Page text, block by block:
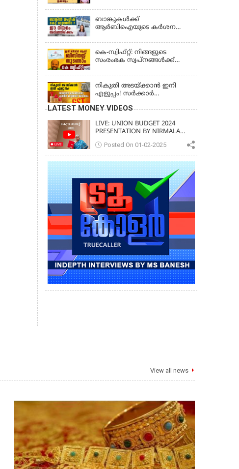
ഇക്കാര്യം
ബാങ്കുകൾക്ക്
ആർബിഐയുടെ കർശന
മലയാളത്തിൽ, പരാതികൾക്ക്
ഉടൻ പരിഹാരം
കെ-സ്വിഫ്റ്റ്: നിങ്ങളുടെ
സംരംഭക സ്വപ്നങ്ങൾക്ക്
നികുതി അടയ്ക്കാൻ ഇനി
എളുപ്പം! സർക്കാർ
അറിയാം
LATEST MONEY VIDEOS
LIVE: UNION BUDGET 2024
PRESENTATION BY NIRMALA
SITHARAMAN | KERALA VISION
NEWSPosted On 01-02-2025
View all news